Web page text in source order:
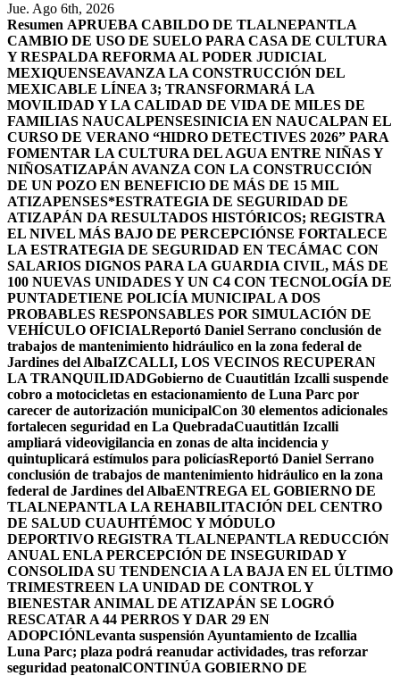
Jue. Ago 6th, 2026
Resumen APRUEBA CABILDO DE TLALNEPANTLA
CAMBIO DE USO DE SUELO PARA CASA DE CULTURA
Y RESPALDA REFORMA AL PODER JUDICIAL
MEXIQUENSEAVANZA LA CONSTRUCCIÓN DEL
MEXICABLE LÍNEA 3; TRANSFORMARÁ LA
MOVILIDAD Y LA CALIDAD DE VIDA DE MILES DE
FAMILIAS NAUCALPENSESINICIA EN NAUCALPAN EL
CURSO DE VERANO “HIDRO DETECTIVES 2026” PARA
FOMENTAR LA CULTURA DEL AGUA ENTRE NIÑAS Y
NIÑOSATIZAPÁN AVANZA CON LA CONSTRUCCIÓN
DE UN POZO EN BENEFICIO DE MÁS DE 15 MIL
ATIZAPENSES*ESTRATEGIA DE SEGURIDAD DE
ATIZAPÁN DA RESULTADOS HISTÓRICOS; REGISTRA
EL NIVEL MÁS BAJO DE PERCEPCIÓNSE FORTALECE
LA ESTRATEGIA DE SEGURIDAD EN TECÁMAC CON
SALARIOS DIGNOS PARA LA GUARDIA CIVIL, MÁS DE
100 NUEVAS UNIDADES Y UN C4 CON TECNOLOGÍA DE
PUNTADETIENE POLICÍA MUNICIPAL A DOS
PROBABLES RESPONSABLES POR SIMULACIÓN DE
VEHÍCULO OFICIALReportó Daniel Serrano conclusión de
trabajos de mantenimiento hidráulico en la zona federal de
Jardines del AlbaIZCALLI, LOS VECINOS RECUPERAN
LA TRANQUILIDADGobierno de Cuautitlán Izcalli suspende
cobro a motocicletas en estacionamiento de Luna Parc por
carecer de autorización municipalCon 30 elementos adicionales
fortalecen seguridad en La QuebradaCuautitlán Izcalli
ampliará videovigilancia en zonas de alta incidencia y
quintuplicará estímulos para policíasReportó Daniel Serrano
conclusión de trabajos de mantenimiento hidráulico en la zona
federal de Jardines del AlbaENTREGA EL GOBIERNO DE
TLALNEPANTLA LA REHABILITACIÓN DEL CENTRO
DE SALUD CUAUHTÉMOC Y MÓDULO
DEPORTIVO REGISTRA TLALNEPANTLA REDUCCIÓN
ANUAL ENLA PERCEPCIÓN DE INSEGURIDAD Y
CONSOLIDA SU TENDENCIA A LA BAJA EN EL ÚLTIMO
TRIMESTREEN LA UNIDAD DE CONTROL Y
BIENESTAR ANIMAL DE ATIZAPÁN SE LOGRÓ
RESCATAR A 44 PERROS Y DAR 29 EN
ADOPCIÓNLevanta suspensión Ayuntamiento de Izcallia
Luna Parc; plaza podrá reanudar actividades, tras reforzar
seguridad peatonalCONTINÚA GOBIERNO DE